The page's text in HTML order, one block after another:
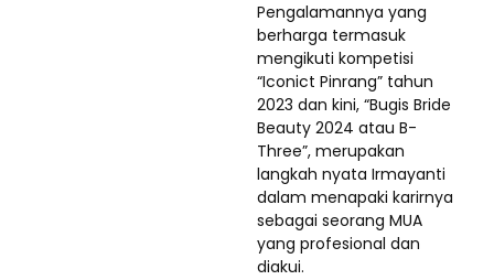
Pengalamannya yang
berharga termasuk
mengikuti kompetisi
“Iconict Pinrang” tahun
2023 dan kini, “Bugis Bride
Beauty 2024 atau B-
Three”, merupakan
langkah nyata Irmayanti
dalam menapaki karirnya
sebagai seorang MUA
yang profesional dan
diakui.